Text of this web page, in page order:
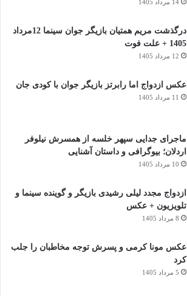
14 مرداد 1405
درگذشت مریم همتیان بازیگر جوان سینما 12مرداد
1405 + علت فوت
12 مرداد 1405
عکس ازدواج اما رابرتز بازیگر جوان با کودی جان
11 مرداد 1405
ماجرای جدایی سپهر خلسه از همسرش نیلوفر
اردلان؛ بیوگرافی و داستان آشنایی
10 مرداد 1405
ازدواج مجدد لیلی رشیدی بازیگر و گوینده سینما و
تلویزیون + عکس
8 مرداد 1405
عکس مونا کرمی و پسرش توجه مخاطبان را جلب
کرد
5 مرداد 1405